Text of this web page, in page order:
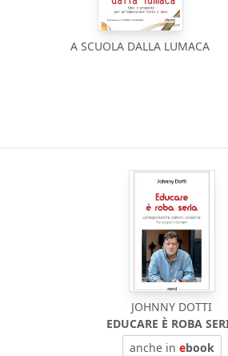
A SCUOLA DALLA LUMACA
JOHNNY DOTTI
EDUCARE È ROBA
anche in ebook